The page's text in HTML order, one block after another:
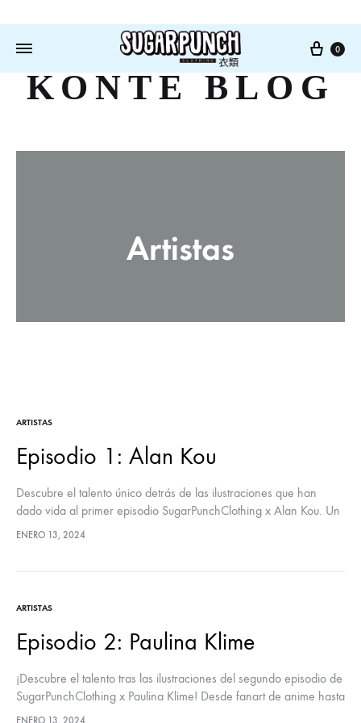
Cart
0
KONTE BLOG
Artistas
ARTISTAS
Episodio 1: Alan Kou
Descubre el talento único detrás de las ilustraciones que han
dado vida al primer episodio SugarPunchClothing x Alan Kou. Un
apasionado ilustrador y concept artist, ha emergido como una
ENERO 13, 2024
ARTISTAS
Episodio 2: Paulina Klime
¡Descubre el talento tras las ilustraciones del segundo episodio de
SugarPunchClothing x Paulina Klime! Desde fanart de anime hasta
originales, Paulina se sumerge en un universo de expresión
ENERO 13, 2024